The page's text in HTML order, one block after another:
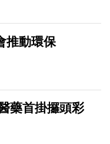
推動環保
藥首掛攞頭彩